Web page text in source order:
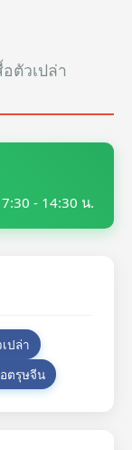
ตัวเปล่า
7:30 - 14:30 น.
ปล่า
อตรุษจีน